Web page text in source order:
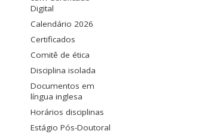
Digital
Calendário 2026
Certificados
Comitê de ética
Disciplina isolada
Documentos em
língua inglesa
Horários disciplinas
Estágio Pós-Doutoral